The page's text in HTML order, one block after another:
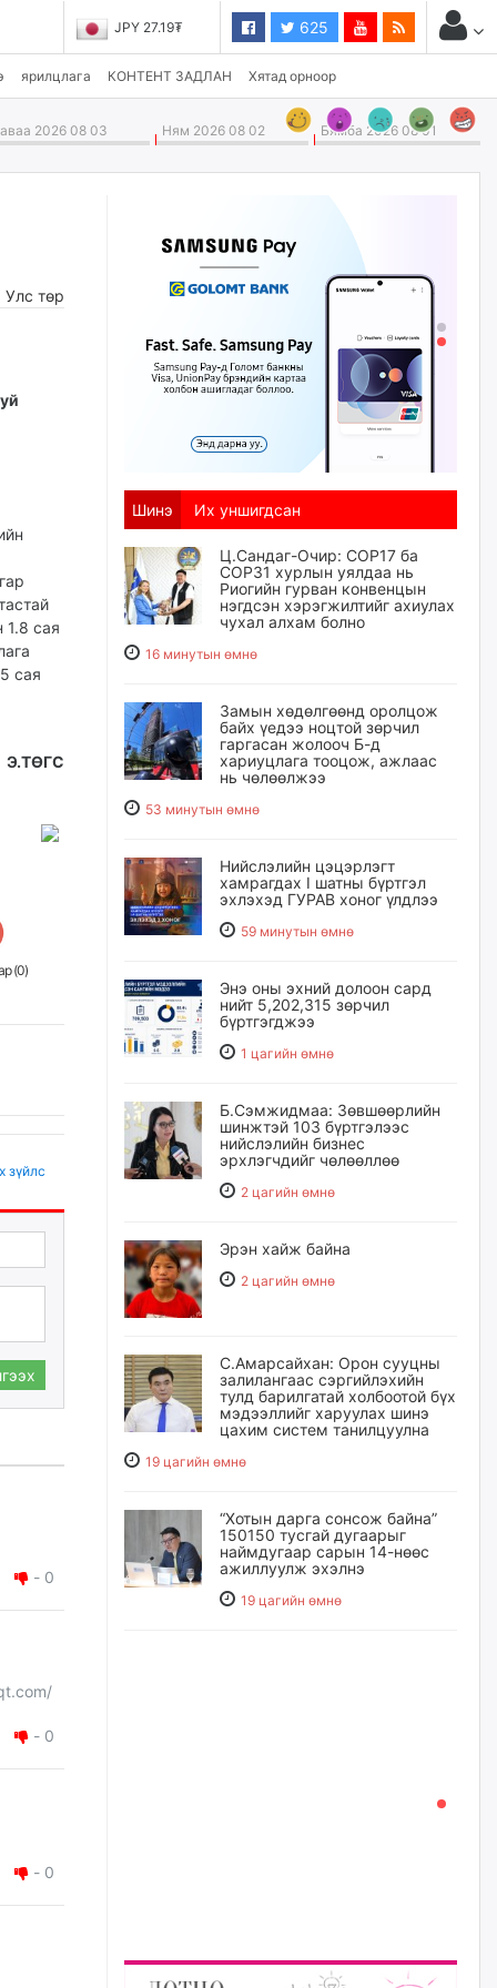
JPY 27.19₮ 625
ярилцлага КОНТЕНТ ЗАДЛАН Хятад орноор
2026 08 03 Ням 2026 08 02 Бямба 2026 08 01
Улс төр
1.8 сая
сая
Э.ТӨГС
(0)
зүйлс
- 0
- 0
- 0
Шинэ Их уншигдсан
Ц.Сандаг-Очир: COP17 ба
COP31 хурлын уялдаа нь
Риогийн гурван конвенцын
нэгдсэн хэрэгжилтийг ахиулах
чухал алхам болно
16 минутын өмнө
Замын хөдөлгөөнд оролцож
байх үедээ ноцтой зөрчил
гаргасан жолооч Б-д
хариуцлага тооцож, ажлаас
нь чөлөөлжээ
53 минутын өмнө
Нийслэлийн цэцэрлэгт
хамрагдах I шатны бүртгэл
эхлэхэд ГУРАВ хоног үлдлээ
59 минутын өмнө
Энэ оны эхний долоон сард
нийт 5,202,315 зөрчил
бүртгэгджээ
1 цагийн өмнө
Б.Сэмжидмаа: Зөвшөөрлийн
шинжтэй 103 бүртгэлээс
нийслэлийн бизнес
эрхлэгчдийг чөлөөллөө
2 цагийн өмнө
Эрэн хайж байна
2 цагийн өмнө
С.Амарсайхан: Орон сууцны
залилангаас сэргийлэхийн
тулд барилгатай холбоотой бүх
мэдээллийг харуулах шинэ
цахим систем танилцуулна
19 цагийн өмнө
“Хотын дарга сонсож байна”
150150 тусгай дугаарыг
наймдугаар сарын 14-нөөс
ажиллуулж эхэлнэ
19 цагийн өмнө
"Урьхан" Б.Чинбат гэж хүн
бизнес хамтрагчаа гүтгэж